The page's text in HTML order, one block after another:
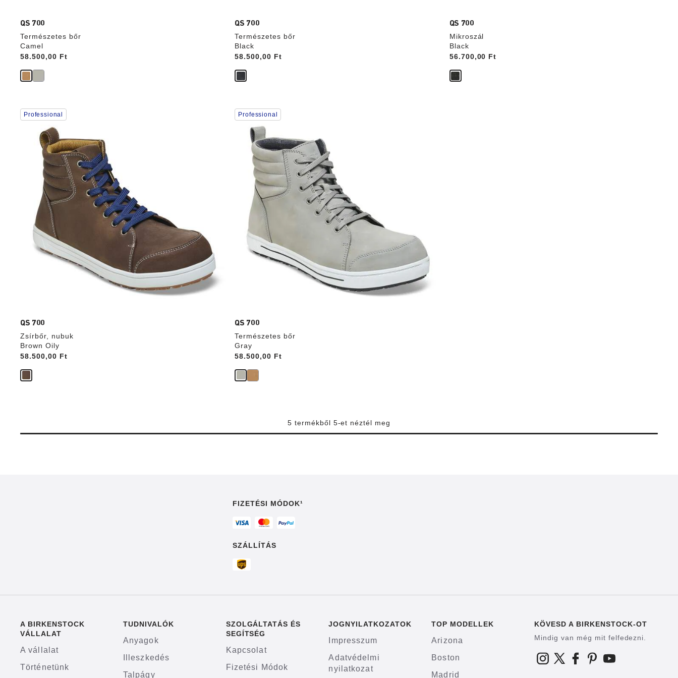
QS 700
Természetes bőr
Camel
Price:
58.500,00 Ft
QS 700
Természetes bőr
Black
Price:
58.500,00 Ft
QS 700
Mikroszál
Black
Price:
56.700,00 Ft
QS 700
Zsírbőr, nubuk
Brown Oily
Price:
58.500,00 Ft
A
színpalettával
interakció
frissíti
termékképet
Professional
QS 700
Természetes bőr
Gray
Price:
58.500,00 Ft
A
színpalettával
interakció
frissíti
termékképet
Professional
5 termékből 5-et néztél meg
FIZETÉSI MÓDOK¹
SZÁLLÍTÁS
A BIRKENSTOCK
VÁLLALAT
A vállalat
Történetünk
TUDNIVALÓK
Anyagok
Illeszkedés
Talpágy
SZOLGÁLTATÁS ÉS
SEGÍTSÉG
Kapcsolat
Fizetési Módok
JOGNYILATKOZATOK
Impresszum
Adatvédelmi
nyilatkozat
TOP MODELLEK
Arizona
Boston
Madrid
KÖVESD A BIRKENSTOCK-OT
Mindig van még mit felfedezni.